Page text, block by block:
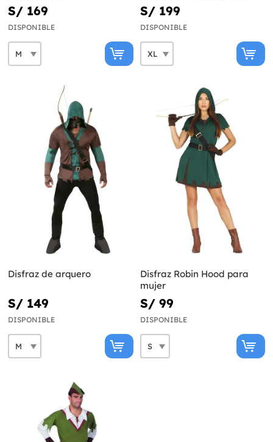
S/ 169
DISPONIBLE
S/ 199
DISPONIBLE
Disfraz de arquero
S/ 149
DISPONIBLE
Disfraz Robin Hood para
mujer
S/ 99
DISPONIBLE